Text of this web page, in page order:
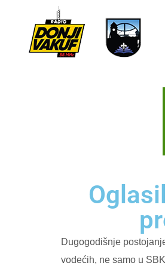
Dugogodišnje
vodećih, ne samo u